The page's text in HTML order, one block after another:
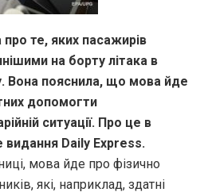
про те, яких пасажирів
на борту літака в
Вона пояснила, що мова йде
допомогти
ситуації. Про це в
Daily Express.
мова йде про фізично
які, наприклад, здатні